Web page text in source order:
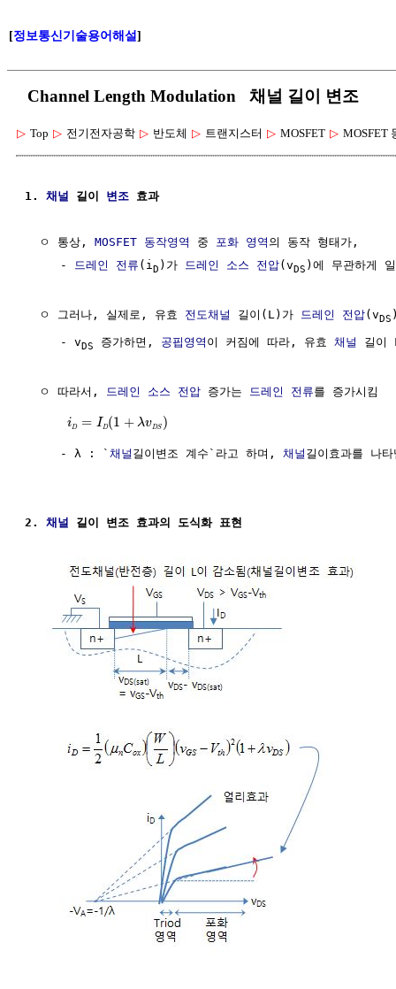
[정보통신기술용어해설]
Channel Length Modulation 채널 길이 변조
▷ Top ▷ 전기전자공학 ▷ 반도체 ▷ 트랜지스터 ▷ MOSFET ▷ MOSFET
1. 채널 길이 변조 효과
  ㅇ 통상,
MOSFET 동작영역 중 포화 영역 의 동작 형태가,
     -
드레인 전류 (i D )가 드레인 소스 전압(vDS )에 무관하게
  ㅇ 그러나, 실제로, 유효
전도채널 길이(L)가 드레인 전압(vDS
     - v
DS 증가하면, 공핍영역 이 커짐에 따라, 유효 채널 길이
  ㅇ 따라서,
드레인 소스 전압 증가는 드레인 전류를 증가시킴
iD = ID(1 + λvDS )
     - λ : `
채널 길이변조 계수`라고 하며, 채널 길이효과를 나
2. 채널 길이 변조 효과의 도식화 표현